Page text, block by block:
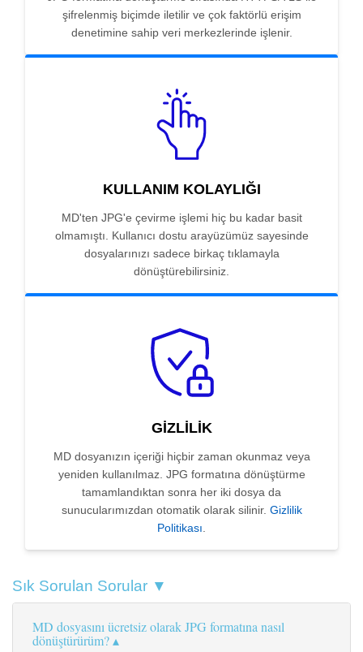
şifrelenmiş biçimde iletilir ve çok faktörlü erişim
denetimine sahip veri merkezlerinde işlenir.
KULLANIM KOLAYLIĞI
MD'ten JPG'e çevirme işlemi hiç bu kadar basit
olmamıştı. Kullanıcı dostu arayüzümüz sayesinde
dosyalarınızı sadece birkaç tıklamayla
dönüştürebilirsiniz.
GIZLILIK
MD dosyanızın içeriği hiçbir zaman okunmaz veya
yeniden kullanılmaz. JPG formatına dönüştürme
tamamlandıktan sonra her iki dosya da
sunucularımızdan otomatik olarak silinir. Gizlilik
Politikası.
Sık Sorulan Sorular ▼
MD dosyasını ücretsiz olarak JPG formatına nasıl
dönüştürürüm?